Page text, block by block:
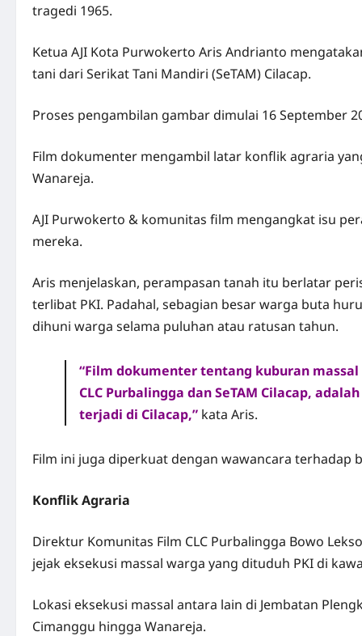
tragedi 1965.
Ketua AJI Kota Purwokerto Aris Andrianto
tani dari Serikat Tani Mandiri (SeTAM) Cilacap.
Proses pengambilan gambar dimulai 16 September
Film dokumenter mengambil latar konflik agraria
Wanareja.
AJI Purwokerto & komunitas film mengangkat isu
mereka.
Aris menjelaskan, perampasan tanah itu berlatar
terlibat PKI. Padahal, sebagian besar warga buta
dihuni warga selama puluhan atau ratusan tahun.
“Film dokumenter tentang kuburan
CLC Purbalingga dan SeTAM Cilacap,
terjadi di Cilacap,” kata Aris.
Film ini juga diperkuat dengan wawancara terhadap
Konflik Agraria
Direktur Komunitas Film CLC Purbalingga Bowo
jejak eksekusi massal warga yang dituduh PKI di
Lokasi eksekusi massal antara lain di Jembatan
Cimanggu hingga Wanareja.